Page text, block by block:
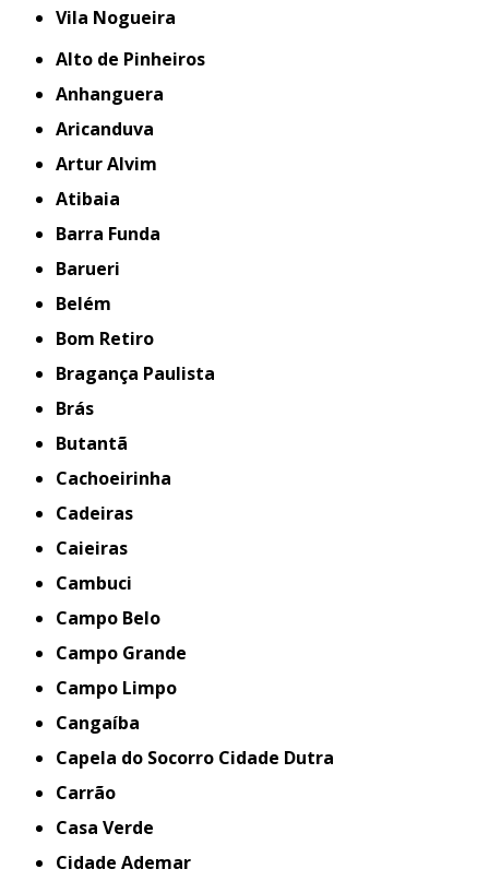
Vila Nogueira
Alto de Pinheiros
Anhanguera
Aricanduva
Artur Alvim
Atibaia
Barra Funda
Barueri
Belém
Bom Retiro
Bragança Paulista
Brás
Butantã
Cachoeirinha
Cadeiras
Caieiras
Cambuci
Campo Belo
Campo Grande
Campo Limpo
Cangaíba
Capela do Socorro Cidade Dutra
Carrão
Casa Verde
Cidade Ademar